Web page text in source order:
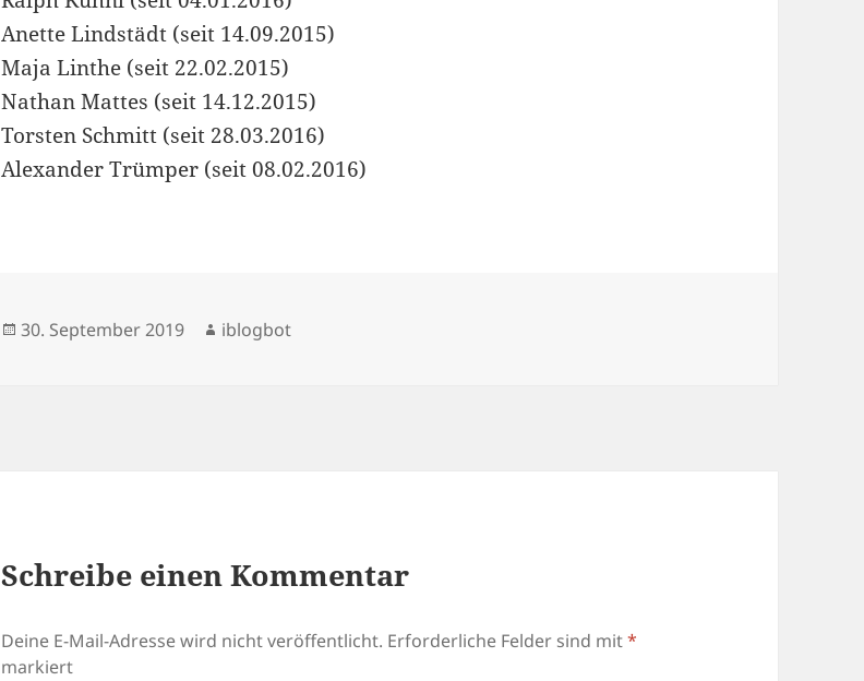
Anette Lindstädt (seit 14.09.2015)
Maja Linthe (seit 22.02.2015)
Nathan Mattes (seit 14.12.2015)
Torsten Schmitt (seit 28.03.2016)
Alexander Trümper (seit 08.02.2016)
Veröffentlicht
30. September 2019 Autor
iblogbot
Schreibe einen Kommentar
Deine E-Mail-Adresse wird nicht veröffentlicht. Erforderliche Felder sind mit*
markiert